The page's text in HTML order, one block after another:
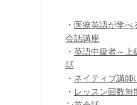
・ 医療英語が学べ
会話講座
・ 英語中級者～上
話
・ ネイティブ講師
・ レッスン回数無